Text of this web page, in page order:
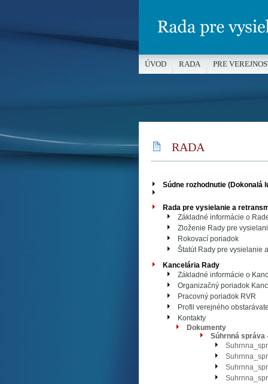
RADA
Súdne rozhodnutie (Dokonalá
Rada pre vysielanie a
Základné informácie o
Zloženie Rady pre
Rokovací poriadok
Štatút Rady pre vysielanie
Kancelária Rady
Základné informácie o
Organizačný poriadok
Pracovný poriadok RVR
Profil verejného
Kontakty
Dokumenty
Súhrnná správa
ÚVOD RADA PRE